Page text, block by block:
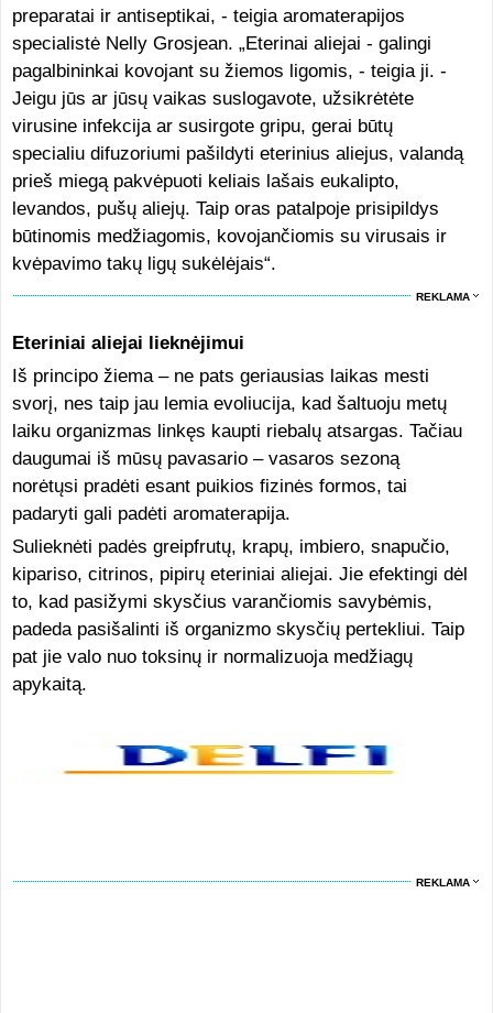
preparatai ir antiseptikai, - teigia aromaterapijos
specialistė Nelly Grosjean. „Eterinai aliejai - galingi
pagalbininkai kovojant su žiemos ligomis, - teigia ji. -
Jeigu jūs ar jūsų vaikas suslogavote, užsikrėtėte
virusine infekcija ar susirgote gripu, gerai būtų
specialiu difuzoriumi pašildyti eterinius aliejus, valandą
prieš miegą pakvėpuoti keliais lašais eukalipto,
levandos, pušų aliejų. Taip oras patalpoje prisipildys
būtinomis medžiagomis, kovojančiomis su virusais ir
kvėpavimo takų ligų sukėlėjais“.
REKLAMA
Eteriniai aliejai lieknėjimui
Iš principo žiema – ne pats geriausias laikas mesti
svorį, nes taip jau lemia evoliucija, kad šaltuoju metų
laiku organizmas linkęs kaupti riebalų atsargas. Tačiau
daugumai iš mūsų pavasario – vasaros sezoną
norėtųsi pradėti esant puikios fizinės formos, tai
padaryti gali padėti aromaterapija.
Sulieknėti padės greipfrutų, krapų, imbiero, snapučio,
kipariso, citrinos, pipirų eteriniai aliejai. Jie efektingi dėl
to, kad pasižymi skysčius varančiomis savybėmis,
padeda pasišalinti iš organizmo skysčių pertekliui. Taip
pat jie valo nuo toksinų ir normalizuoja medžiagų
apykaitą.
REKLAMA